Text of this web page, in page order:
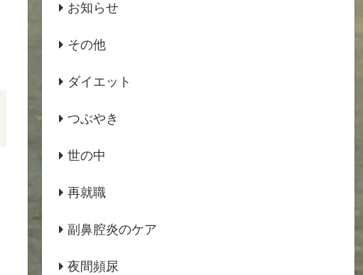
お知らせ
その他
ダイエット
つぶやき
世の中
再就職
副鼻腔炎のケア
夜間頻尿